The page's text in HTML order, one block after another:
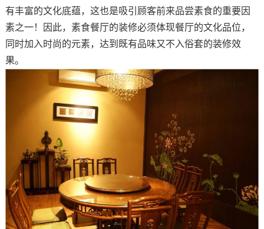
有丰富的文化底蕴，这也是吸引顾客前来品尝素食的重要因
素之一！因此，素食餐厅的装修必须体现餐厅的文化品位，
同时加入时尚的元素，达到既有品味又不入俗套的装修效
果。